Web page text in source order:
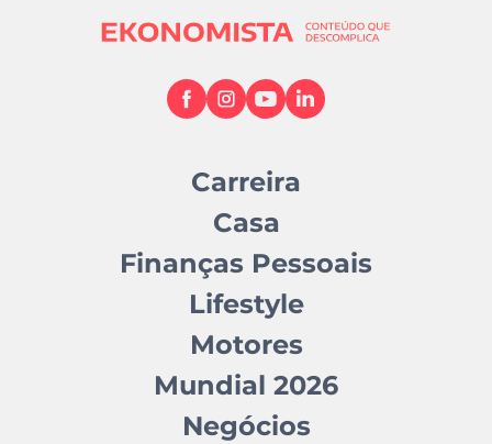
Carreira
Casa
Finanças Pessoais
Lifestyle
Motores
Mundial 2026
Negócios